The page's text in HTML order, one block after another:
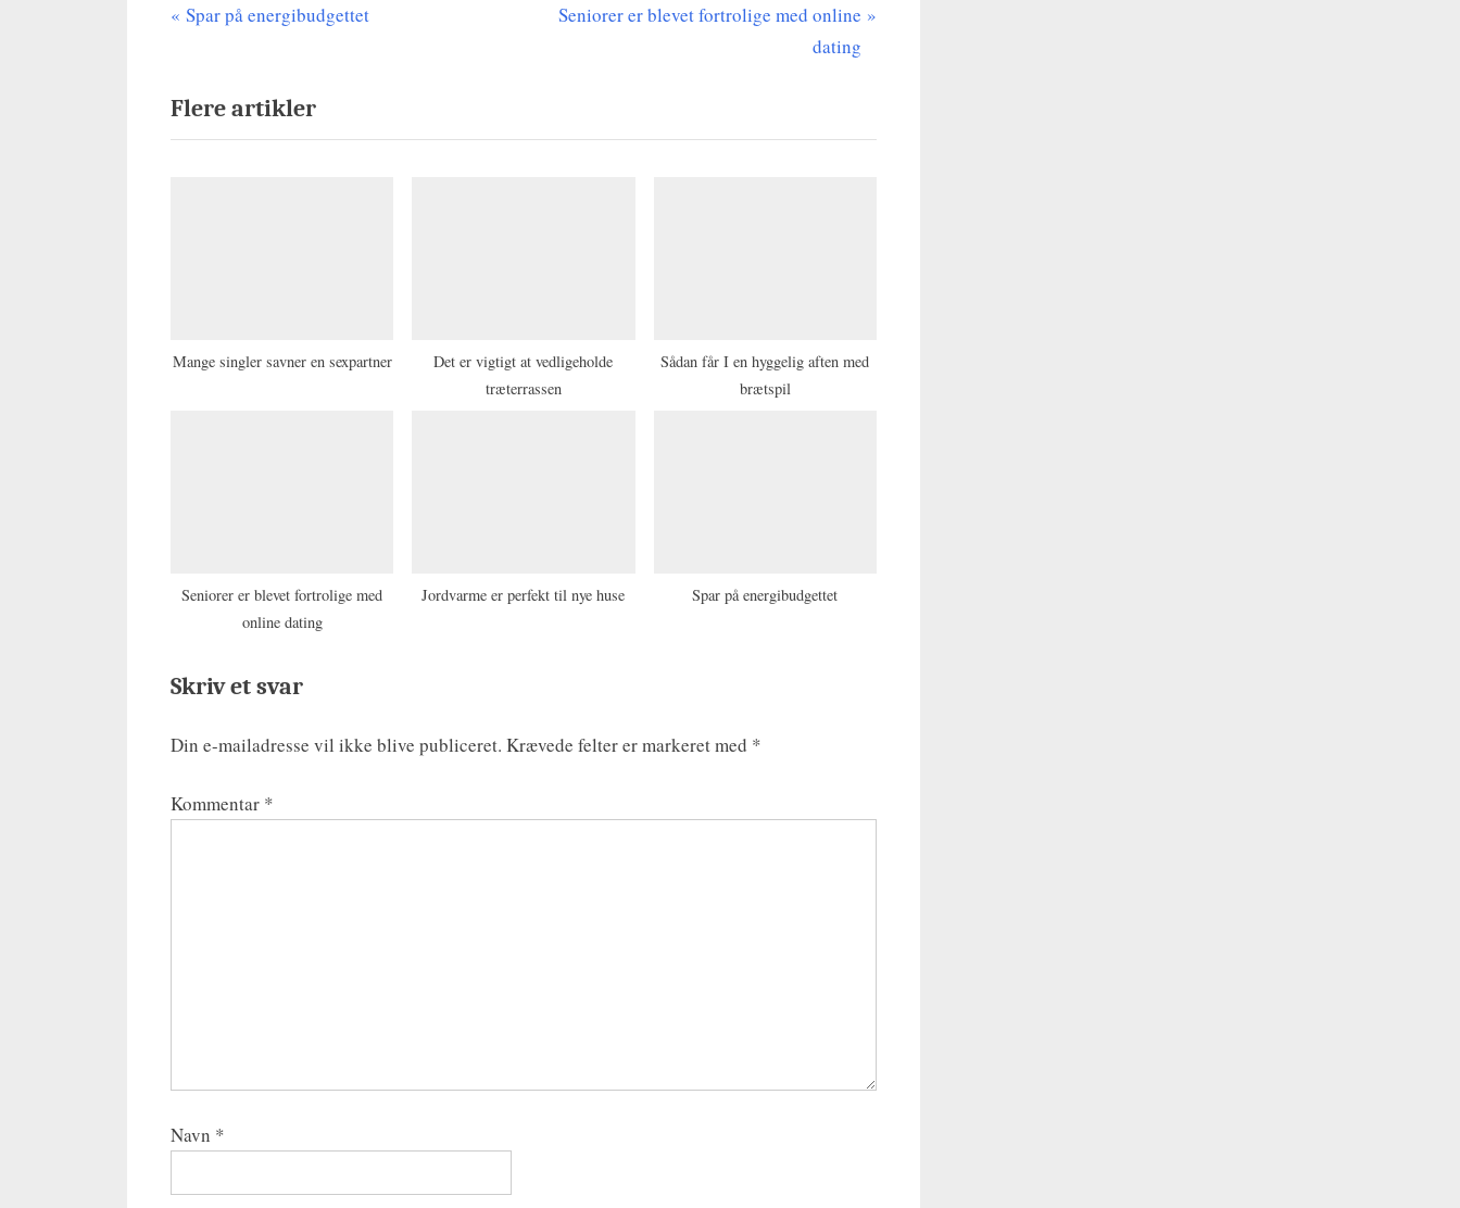
Indlægsnavigation
P
v
i
t
Spar på energibudgettet
N
P
Seniorer er blevet fortrolige med online
dating
Flere artikler
Mange singler savner en sexpartner
Det er vigtigt at vedligeholde
træterrassen
Sådan får I en hyggelig aften med
brætspil
Seniorer er blevet fortrolige med
online dating
Jordvarme er perfekt til nye huse Spar på energibudgettet
Skriv et svar
Din e-mailadresse vil ikke blive publiceret. Krævede felter er markeret med *
Kommentar *
Navn *